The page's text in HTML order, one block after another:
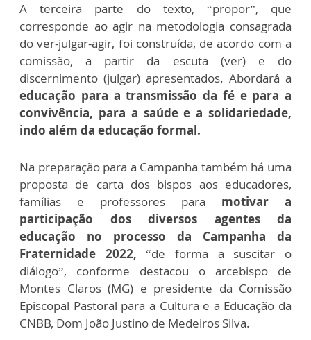
A terceira parte do texto, “propor”, que
corresponde ao agir na metodologia consagrada
do ver-julgar-agir, foi construída, de acordo com a
comissão, a partir da escuta (ver) e do
discernimento (julgar) apresentados. Abordará a
educação para a transmissão da fé e para a
convivência, para a saúde e a solidariedade,
indo além da educação formal.
Na preparação para a Campanha também há uma
proposta de carta dos bispos aos educadores,
famílias e professores para motivar a
participação dos diversos agentes da
educação no processo da Campanha da
Fraternidade 2022, “de forma a suscitar o
diálogo”, conforme destacou o arcebispo de
Montes Claros (MG) e presidente da Comissão
Episcopal Pastoral para a Cultura e a Educação da
CNBB, Dom João Justino de Medeiros Silva.